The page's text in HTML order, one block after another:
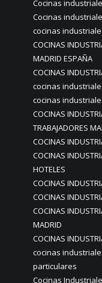
Cocinas
Cocinas
cocinas
COCINAS
MADRID ESPAÑA
COCINAS
cocinas
cocinas
COCINAS
TRABAJADORES
COCINAS
COCINAS
HOTELES
COCINAS
COCINAS
COCINAS
MADRID
COCINAS
cocinas
particulares
Cocinas